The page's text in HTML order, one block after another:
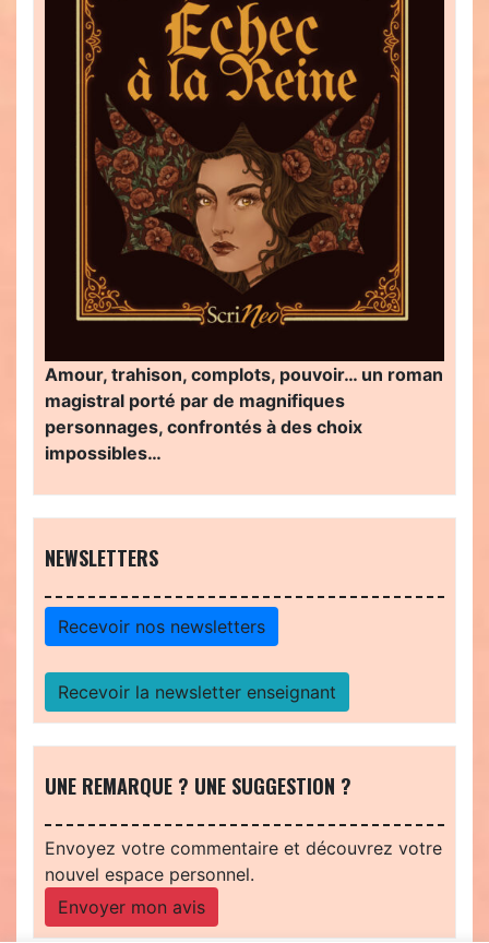
Amour, trahison, complots, pouvoir… un roman
magistral porté par de magnifiques
personnages, confrontés à des choix
impossibles…
NEWSLETTERS
Recevoir nos newsletters
Recevoir la newsletter enseignant
UNE REMARQUE ? UNE SUGGESTION ?
Envoyez votre commentaire et découvrez votre
nouvel espace personnel.
Envoyer mon avis